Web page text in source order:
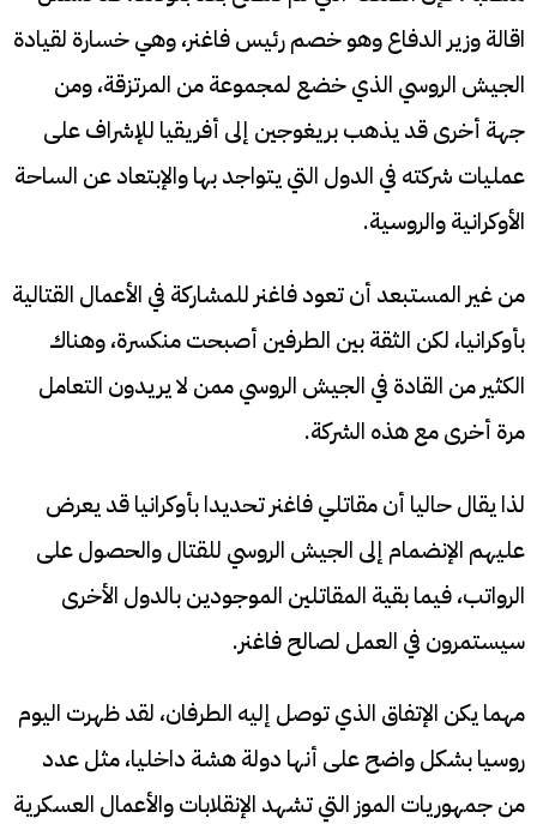
اقالة وزير الدفاع وهو خصم رئيس فاغنر، وهي خسارة لقيادة
الجيش الروسي الذي خضع لمجموعة من المرتزقة، ومن
جهة أخرى قد يذهب بريغوجين إلى أفريقيا للإشراف على
عمليات شركته في الدول التي يتواجد بها والإبتعاد عن الساحة
الأوكرانية والروسية.
من غير المستبعد أن تعود فاغنر للمشاركة في الأعمال القتالية
بأوكرانيا، لكن الثقة بين الطرفين أصبحت منكسرة، وهناك
الكثير من القادة في الجيش الروسي ممن لا يريدون التعامل
مرة أخرى مع هذه الشركة.
لذا يقال حاليا أن مقاتلي فاغنر تحديدا بأوكرانيا قد يعرض
عليهم الإنضمام إلى الجيش الروسي للقتال والحصول على
الرواتب، فيما بقية المقاتلين الموجودين بالدول الأخرى
سيستمرون في العمل لصالح فاغنر.
مهما يكن الإتفاق الذي توصل إليه الطرفان، لقد ظهرت اليوم
روسيا بشكل واضح على أنها دولة هشة داخليا، مثل عدد
من جمهوريات الموز التي تشهد الإنقلابات والأعمال العسكرية